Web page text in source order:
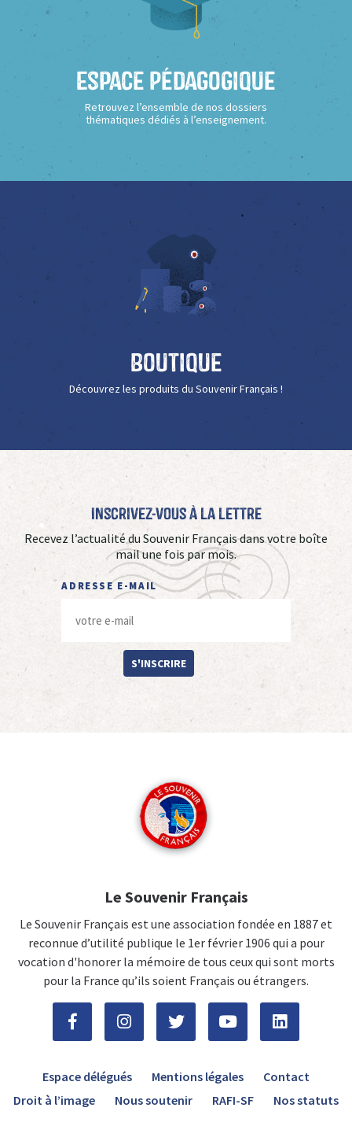
Espace Pédagogique
Retrouvez l’ensemble de nos dossiers
thématiques dédiés à l’enseignement.
Boutique
Découvrez les produits du Souvenir Français !
Inscrivez-vous à La Lettre
Recevez l’actualité du Souvenir Français dans votre boîte
mail une fois par mois.
ADRESSE E-MAIL
S'INSCRIRE
Le Souvenir Français
Le Souvenir Français est une association fondée en 1887 et
reconnue d’utilité publique le 1er février 1906 qui a pour
vocation d'honorer la mémoire de tous ceux qui sont morts
pour la France qu’ils soient Français ou étrangers.
Espace délégués Mentions légales
Contact
Droit à l’image
Nous soutenir RAFI-SF Nos statuts